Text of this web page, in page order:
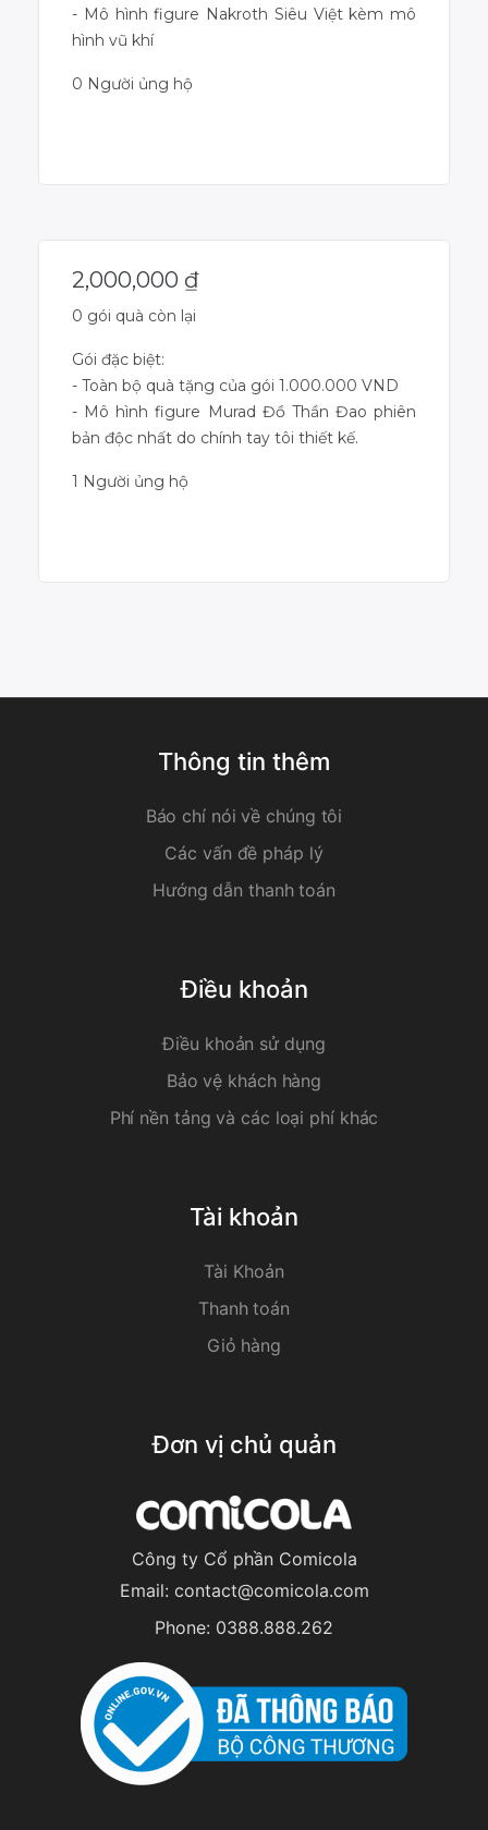
- Mô hình figure Nakroth Siêu Việt kèm mô
hình vũ khí
0 Người ủng hộ
2,000,000 ₫
0 gói quà còn lại
Gói đặc biệt:
- Toàn bộ quà tặng của gói 1.000.000 VND
- Mô hình figure Murad Đồ Thần Đao phiên
bản độc nhất do chính tay tôi thiết kế.
1 Người ủng hộ
Thông tin thêm
Báo chí nói về chúng tôi
Các vấn đề pháp lý
Hướng dẫn thanh toán
Điều khoản
Điều khoản sử dụng
Bảo vệ khách hàng
Phí nền tảng và các loại phí khác
Tài khoản
Tài Khoản
Thanh toán
Giỏ hàng
Đơn vị chủ quản
Công ty Cổ phần Comicola
Email: contact@comicola.com
Phone: 0388.888.262